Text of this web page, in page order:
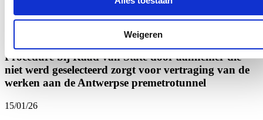
Weigeren
opnieuw pijnlijk duidelijk hoe hard en persoonlijk het politieke en
publieke debat kan ontsporen.
Procedure bij Raad van State door aannemer die
niet werd geselecteerd zorgt voor vertraging van de
werken aan de Antwerpse premetrotunnel
15/01/26